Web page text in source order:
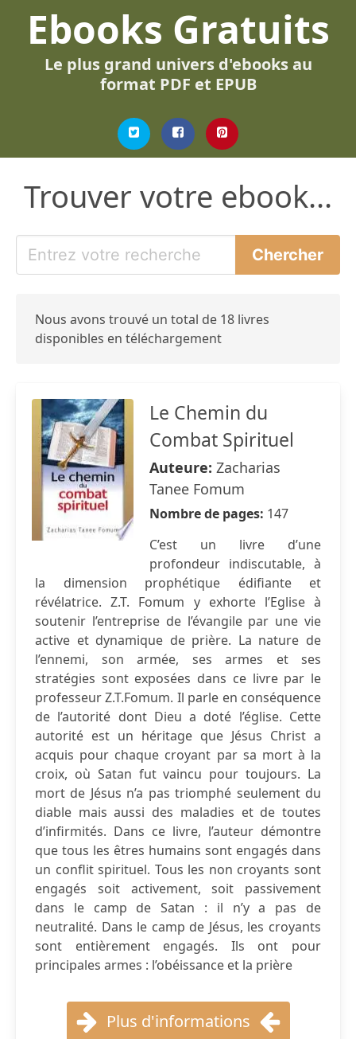
Ebooks Gratuits
Le plus grand univers d'ebooks au
format PDF et EPUB
Trouver votre ebook...
Nous avons trouvé un total de 18 livres
disponibles en téléchargement
Le Chemin du
Combat Spirituel
Auteure: Zacharias
Tanee Fomum
Nombre de pages: 147
C’est un livre d’une
profondeur indiscutable, à
la dimension prophétique édifiante et
révélatrice. Z.T. Fomum y exhorte l’Eglise à
soutenir l’entreprise de l’évangile par une vie
active et dynamique de prière. La nature de
l’ennemi, son armée, ses armes et ses
stratégies sont exposées dans ce livre par le
professeur Z.T.Fomum. Il parle en conséquence
de l’autorité dont Dieu a doté l’église. Cette
autorité est un héritage que Jésus Christ a
acquis pour chaque croyant par sa mort à la
croix, où Satan fut vaincu pour toujours. La
mort de Jésus n’a pas triomphé seulement du
diable mais aussi des maladies et de toutes
d’infirmités. Dans ce livre, l’auteur démontre
que tous les êtres humains sont engagés dans
un conflit spirituel. Tous les non croyants sont
engagés soit activement, soit passivement
dans le camp de Satan : il n’y a pas de
neutralité. Dans le camp de Jésus, les croyants
sont entièrement engagés. Ils ont pour
principales armes : l’obéissance et la prière
Plus d'informations